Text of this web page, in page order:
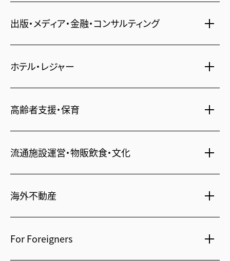
賃貸・売買物件情報
一括寮仲介
オフィス移転
不動産投資
住まい・暮らし情報
不動産オーナー様向け情報
人事・総務部向け不動産情報
コワーキングスペース
社宅代行
ビル管理
24時間コールセンター
出版・メディア・金融・コンサルティング
書籍・コミック
住宅ローン
不動産信託
不動産投資信託(J-REIT)
人材派遣・紹介
ホテル・レジャー
シティ・リゾートホテル
札幌・京都・沖縄
ビジネスホテル
府中・葛西・西葛西
日光温泉・川治温泉
信州・戸倉上山田温泉
茨城 ゴルフ場
高齢者支援・保育
シニア総合窓口
流通施設運営・物販飲食・文化
和風レストラン
文化・美術館
相田みつを美術館
海外不動産
上海
For Foreigners